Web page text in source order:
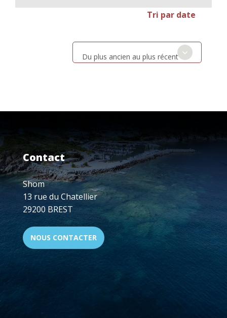
Tri par date
Du plus ancien au plus récent
Contact
Shom
13 rue du Chatellier
29200 BREST
NOUS CONTACTER